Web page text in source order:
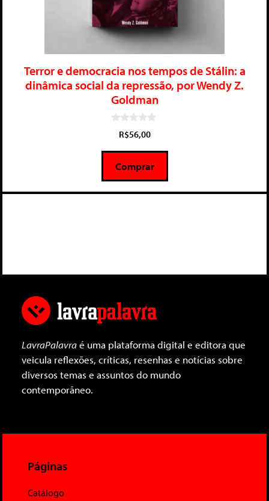
Terror e democracia nos tempos de Stálin: a
dinâmica social da repressão, por Wendy Z.
Goldman
5
R$56,00
Comprar
LavraPalavraé uma plataforma digital e editora que
veicula reflexões, críticas, resenhas e notícias sobre
diversos temas e assuntos do mundo
contemporâneo.
Páginas
Catálogo